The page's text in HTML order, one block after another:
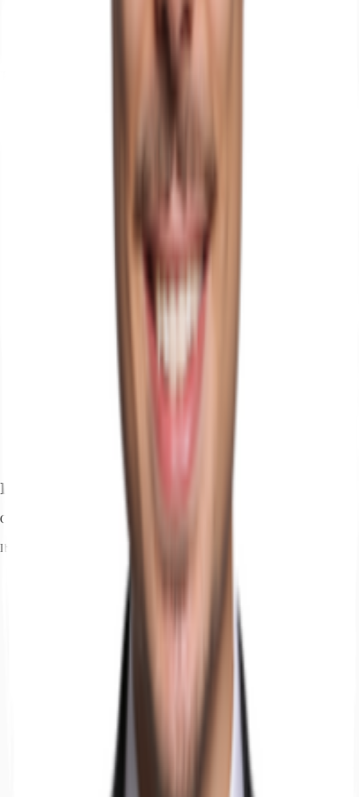
Bundesstraße, B 300, Fahrzeit: 4 min
Ihr Kontakt
Christof Pihale
Ihr Kontakt